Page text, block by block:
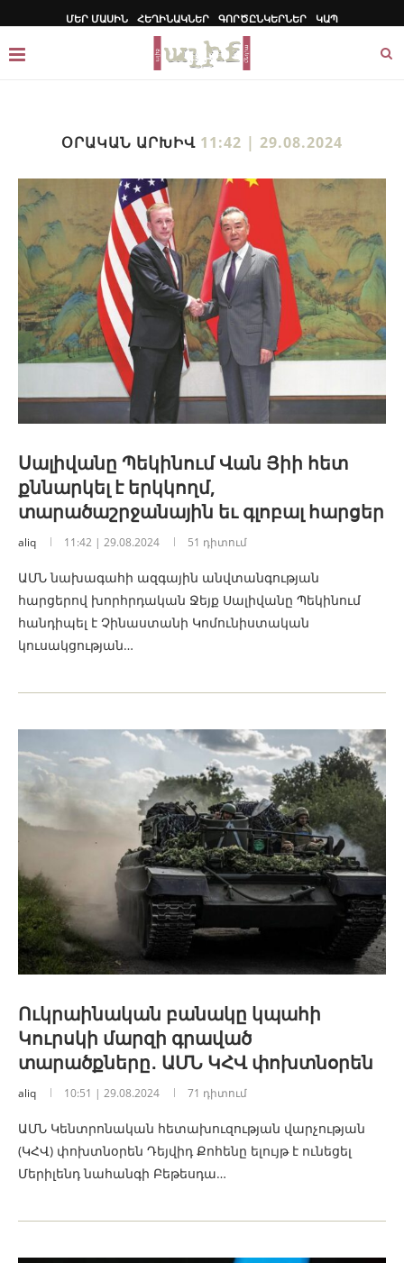
ՄԵՐ ՄԱՍԻՆ ՀԵՂԻՆԱԿՆԵՐ ԳՈՐԾԸՆԿԵՐՆԵՐ ԿԱՊ
ՕՐԱԿԱՆ ԱՐԽԻՎ 11:42 | 29.08.2024
Սալիվանը Պեկինում Վան Յիի հետ
քննարկել է երկկողմ,
տարածաշրջանային եւ գլոբալ հարցեր
aliq 11:42 | 29.08.2024 51 դիտում
ԱՄՆ նախագահի ազգային անվտանգության
հարցերով խորհրդական Ջեյք Սալիվանը Պեկինում
հանդիպել է Չինաստանի Կոմունիստական
կուսակցության…
Ուկրաինական բանակը կպահի
Կուրսկի մարզի գրաված
տարածքները․ ԱՄՆ ԿՀՎ փոխտնօրեն
aliq 10:51 | 29.08.2024 71 դիտում
ԱՄՆ Կենտրոնական հետախուզության վարչության
(ԿՀՎ) փոխտնօրեն Դեյվիդ Քոհենը ելույթ է ունեցել
Մերիլենդ նահանգի Բեթեսդա…